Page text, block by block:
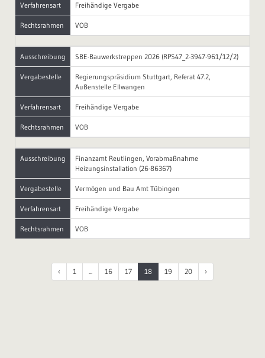
Verfahrensart Freihändige Vergabe
Rechtsrahmen VOB
Ausschreibung SBE-Bauwerkstreppen 2026 (RPS47_2-3947-961/12/2)
Vergabestelle
Regierungspräsidium Stuttgart, Referat 47.2,
Außenstelle Ellwangen
Verfahrensart Freihändige Vergabe
Rechtsrahmen VOB
Ausschreibung
Finanzamt Reutlingen, Vorabmaßnahme
Heizungsinstallation (26-86367)
Vergabestelle Vermögen und Bau Amt Tübingen
Verfahrensart Freihändige Vergabe
Rechtsrahmen VOB
‹ 1 ... 16 17 18 19 20 ›